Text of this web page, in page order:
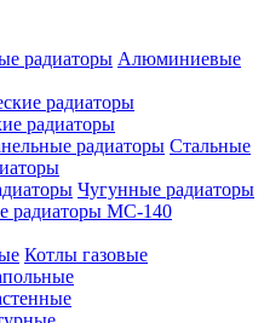
Алюминиевые
радиаторы
Стальные
Чугунные радиаторы
радиаторы МС-140
Котлы газовые